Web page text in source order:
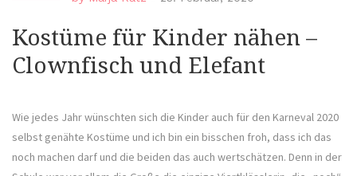
Kostüme für Kinder nähen –
Clownfisch und Elefant
Wie jedes Jahr wünschten sich die Kinder auch für den Karneval 2020
selbst genähte Kostüme und ich bin ein bisschen froh, dass ich das
noch machen darf und die beiden das auch wertschätzen. Denn in der